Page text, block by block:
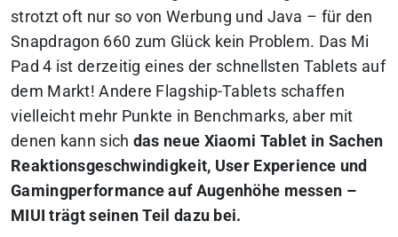
strotzt oft nur so von Werbung und Java – für den
Snapdragon 660 zum Glück kein Problem. Das Mi
Pad 4 ist derzeitig eines der schnellsten Tablets auf
dem Markt! Andere Flagship-Tablets schaffen
vielleicht mehr Punkte in Benchmarks, aber mit
denen kann sich das neue Xiaomi Tablet in Sachen
Reaktionsgeschwindigkeit, User Experience und
Gamingperformance auf Augenhöhe messen –
MIUI trägt seinen Teil dazu bei.